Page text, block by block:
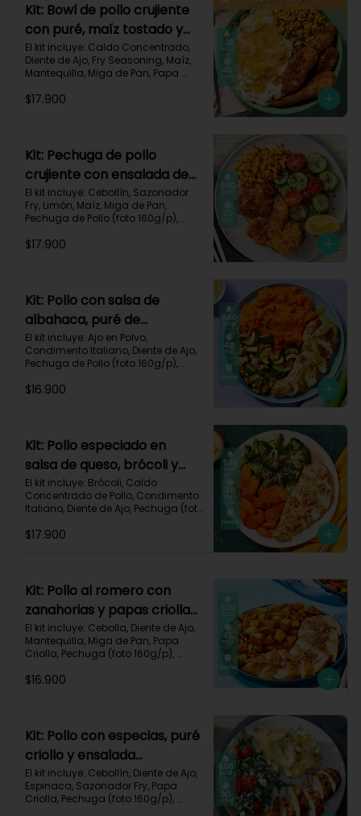
Kit: Bowl de pollo crujiente
con puré, maíz tostado y
queso monterey-140
El kit incluye: Caldo Concentrado,
Diente de Ajo, Fry Seasoning, Maíz,
Mantequilla, Miga de Pan, Papa
160g/p), Queso Monterey Jack, Sour
Grasas 62g | Proteínas 49g
$17.900
Kit: Pechuga de pollo
crujiente con ensalada de
pepino y maíz-8
El kit incluye: Cebollín, Sazonador
Fry, Limón, Maíz, Miga de Pan,
Pechuga de Pollo (foto 160g/p),
Cherry y Receta Impresa.
$17.900
Kit: Pollo con salsa de
albahaca, puré de
zanahorias y zucchini-85
El kit incluye: Ajo en Polvo,
Condimento Italiano, Diente de Ajo,
Pechuga de Pollo (foto 160g/p),
Zanahoria, Zucchini Verde, Receta
Proteínas 35g
$16.900
Kit: Pollo especiado en
salsa de queso, brócoli y
zanahorias asadas-77
El kit incluye: Brócoli, Caldo
Concentrado de Pollo, Condimento
Italiano, Diente de Ajo, Pechuga (foto
Monterey Jack, Tomate, Zanahoria,
Proteínas 39g
$17.900
Kit: Pollo al romero con
zanahorias y papas criollas
asadas-59
El kit incluye: Cebolla, Diente de Ajo,
Mantequilla, Miga de Pan, Papa
Criolla, Pechuga (foto 160g/p),
Impresa.
$16.900
Kit: Pollo con especias, puré
criollo y ensalada
monterey-9
El kit incluye: Cebollín, Diente de Ajo,
Espinaca, Sazonador Fry, Papa
Criolla, Pechuga (foto 160g/p),